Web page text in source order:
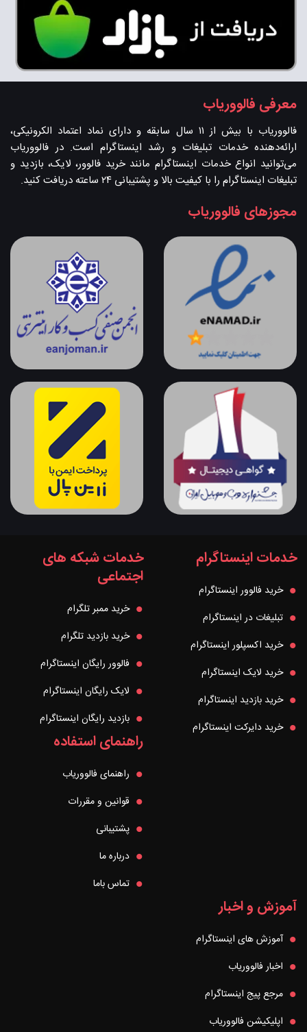
معرفی فالووریاب
فالووریاب با بیش از ۱۱ سال سابقه و دارای نماد اعتماد الکرونیکی،
ارائه‌دهنده خدمات تبلیغات و رشد اینستاگرام است. در فالووریاب
می‌توانید انواع خدمات اینستاگرام مانند خرید فالوور، لایک، بازدید و
تبلیغات اینستاگرام را با کیفیت بالا و پشتیبانی ۲۴ ساعته دریافت کنید.
مجوزهای فالووریاب
خدمات اینستاگرام
خرید فالوور اینستاگرام
تبلیغات در اینستاگرام
خرید اکسپلور اینستاگرام
خرید لایک اینستاگرام
خرید بازدید اینستاگرام
خرید دایرکت اینستاگرام
خدمات شبکه های
اجتماعی
خرید ممبر تلگرام
خرید بازدید تلگرام
فالوور رایگان اینستاگرام
لایک رایگان اینستاگرام
بازدید رایگان اینستاگرام
راهنمای استفاده
راهنمای فالووریاب
قوانین و مقررات
پشتیبانی
درباره ما
تماس باما
آموزش و اخبار
آموزش های اینستاگرام
اخبار فالووریاب
مرجع پیج اینستاگرام
اپلیکیشن فالووریاب